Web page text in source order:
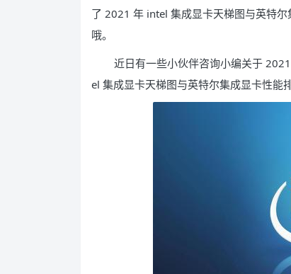
了 2021 年 intel 集成显卡天梯图与英特
哦。
近日有一些小伙伴咨询小编关于
el 集成显卡天梯图与英特尔集成显卡性能